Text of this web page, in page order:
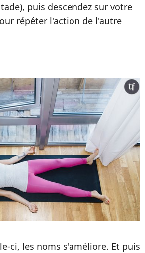
puis descendez sur votre
répéter l'action de l'autre
ci, les noms s'améliore. Et puis